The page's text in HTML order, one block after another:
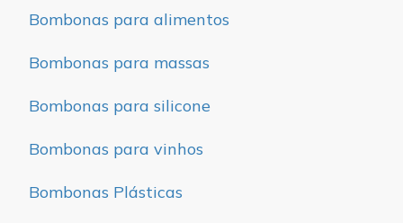
Bombonas para alimentos
Bombonas para massas
Bombonas para silicone
Bombonas para vinhos
Bombonas Plásticas